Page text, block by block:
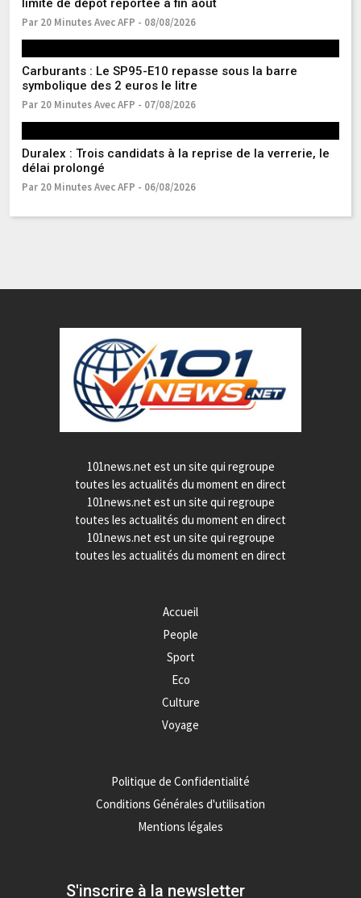
limite de dépôt reportée à fin août
Par 20 Minutes Avec AFP - 08/08/2026
Carburants : Le SP95-E10 repasse sous la barre
symbolique des 2 euros le litre
Par 20 Minutes Avec AFP - 07/08/2026
Duralex : Trois candidats à la reprise de la verrerie, le
délai prolongé
Par 20 Minutes Avec AFP - 06/08/2026
101news.net est un site qui regroupe
toutes les actualités du moment en direct
101news.net est un site qui regroupe
toutes les actualités du moment en direct
101news.net est un site qui regroupe
toutes les actualités du moment en direct
Accueil
People
Sport
Eco
Culture
Voyage
Politique de Confidentialité
Conditions Générales d'utilisation
Mentions légales
S'inscrire à la newsletter